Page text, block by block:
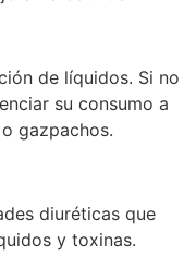
de líquidos. Si no
su consumo a
gazpachos.
diuréticas que
y toxinas.